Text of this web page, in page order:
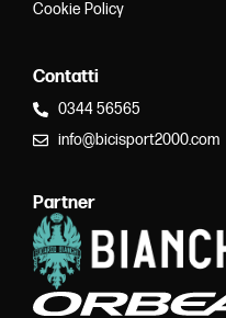
Cookie Policy
Contatti
0344 56565
info@bicisport2000.com
Partner